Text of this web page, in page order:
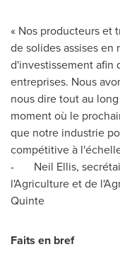
« Nos producteurs et
de solides assises
d'investissement afin
entreprises. Nous
nous dire tout au
moment où le
que notre industrie
compétitive à
- Neil Ellis,
l'Agriculture et de
Quinte
Faits en bref